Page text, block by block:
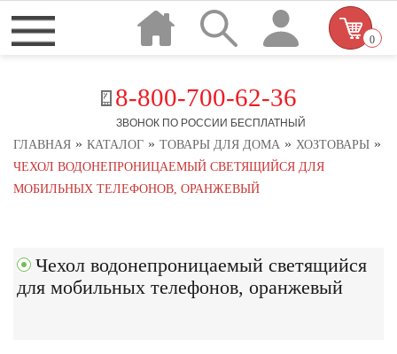
8-800-700-62-36
ЗВОНОК ПО РОССИИ БЕСПЛАТНЫЙ
0
ГЛАВНАЯ » КАТАЛОГ » ТОВАРЫ ДЛЯ ДОМА » ХОЗТОВАРЫ »
ЧЕХОЛ ВОДОНЕПРОНИЦАЕМЫЙ СВЕТЯЩИЙСЯ ДЛЯ
МОБИЛЬНЫХ ТЕЛЕФОНОВ, ОРАНЖЕВЫЙ
Чехол водонепроницаемый светящийся
для мобильных телефонов, оранжевый